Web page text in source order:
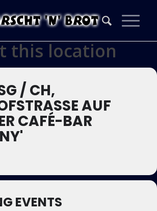
this location
/ CH,
AUF
CAFÉ-BAR
EVENTS